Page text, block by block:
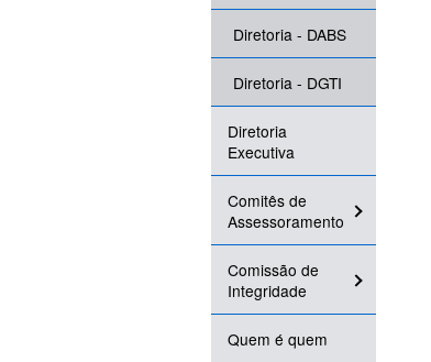
Diretoria - DABS
Diretoria - DGTI
Diretoria
Executiva
Comitês de
Assessoramento
Comissão de
Integridade
Quem é quem